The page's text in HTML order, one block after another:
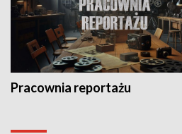
Pracownia reportażu